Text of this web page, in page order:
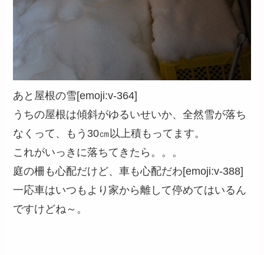
あと屋根の雪[emoji:v-364]
うちの屋根は傾斜がゆるいせいか、全然雪が落ち
なくって、もう30㎝以上積もってます。
これがいっきに落ちてきたら。。。
庭の柵も心配だけど、車も心配だわ[emoji:v-388]
一応車はいつもより家から離して停めてはいるん
ですけどね～。